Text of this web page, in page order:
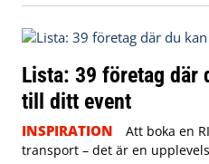
Lista: 39 företag där
till ditt event
INSPIRATION
Att boka en
transport – det är en